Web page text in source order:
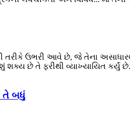
તરીકે ઉભરી આવે છે, જે તેના
શક્ય છે તે ફરીથી વ્યાખ્યાયિત કર્યું છે.
તે બધું